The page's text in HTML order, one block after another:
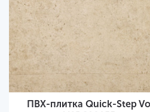
ПВХ-плитка Quick-Step